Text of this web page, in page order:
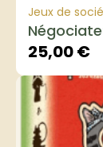
Jeux de
25,00€